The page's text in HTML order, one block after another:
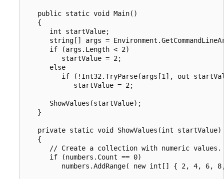
   public static void Main()
   {
      int startValue;
string[] args =
      if (args.Length < 2)
         startValue = 2;
      else
if (!Int32.TryParse(args[1], out
            startValue = 2;
      ShowValues(startValue);
   }
   private static void ShowValues(int startValue)
   {
      // Create a collection with numeric values.
      if (numbers.Count == 0)
numbers.AddRange( new int[] { 2, 4, 6,